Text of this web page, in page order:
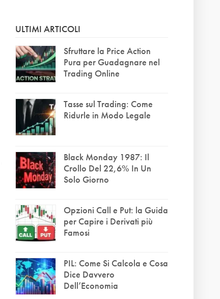
ULTIMI ARTICOLI
Sfruttare la Price Action
Pura per Guadagnare nel
Trading Online
Tasse sul Trading: Come
Ridurle in Modo Legale
Black Monday 1987: Il
Crollo Del 22,6% In Un
Solo Giorno
Opzioni Call e Put: la Guida
per Capire i Derivati più
Famosi
PIL: Come Si Calcola e Cosa
Dice Davvero
Dell’Economia